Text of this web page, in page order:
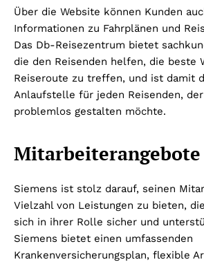
Über die Website können Kunden
Informationen zu Fahrplänen und
Das Db-Reisezentrum bietet
die den Reisenden helfen, die beste
Reiseroute zu treffen, und ist damit
Anlaufstelle für jeden Reisenden,
problemlos gestalten möchte.
Mitarbeiterangebote
Siemens ist stolz darauf, seinen
Vielzahl von Leistungen zu bieten,
sich in ihrer Rolle sicher und
Siemens bietet einen umfassenden
Krankenversicherungsplan, flexible